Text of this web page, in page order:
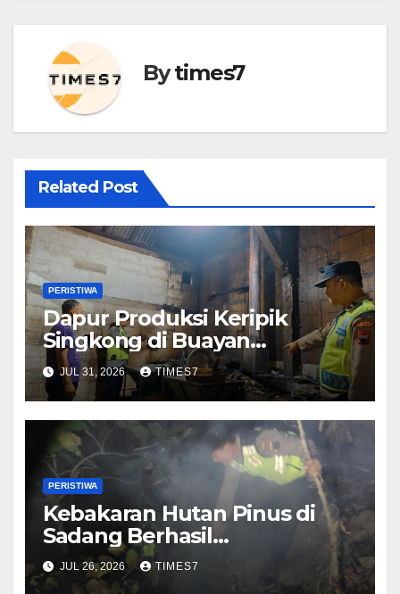
Bytimes7
Related Post
PERISTIWA
Dapur Produksi Keripik
Singkong di Buayan
Kebakaran, Diduga Dipicu
Bara Api Sisa Tungku
JUL 31, 2026 TIMES7
PERISTIWA
Kebakaran Hutan Pinus di
Sadang Berhasil
Dipadamkan, Penyebab
Masih Diselidiki
JUL 26, 2026 TIMES7